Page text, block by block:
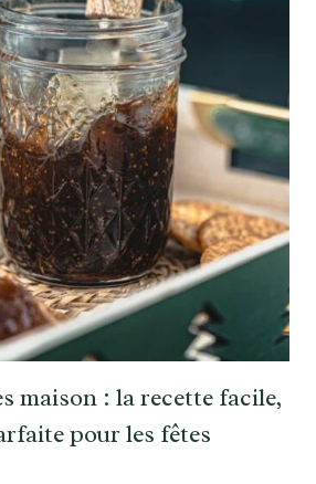
maison : la recette facile,
pour les fêtes